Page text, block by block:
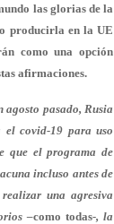
las glorias de la
producirla en la UE
como una opción
afirmaciones.
agosto pasado, Rusia
el covid-19 para uso
que el programa de
incluso antes de
una agresiva
–como todas-, la